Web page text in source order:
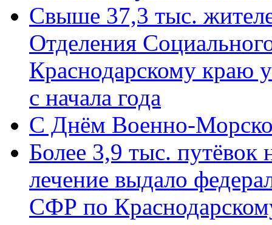
Свыше 37,3 тыс.
Отделения
Краснодарскому краю
с начала года
C Днём Военно-
Более 3,9 тыс. путёвок
лечение выдало
СФР по